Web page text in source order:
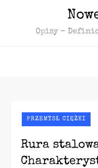
Opisy –
PRZEMYSŁ CIĘŻKI
Rura